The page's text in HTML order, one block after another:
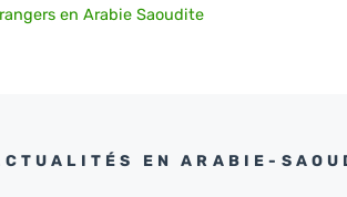
en Arabie Saoudite
EN ARABIE-